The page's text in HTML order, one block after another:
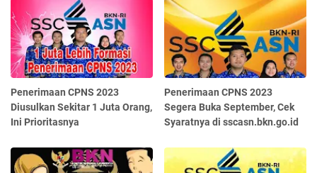
Penerimaan CPNS 2023
Diusulkan Sekitar 1 Juta Orang,
Ini Prioritasnya
Penerimaan CPNS 2023
Segera Buka September, Cek
Syaratnya di sscasn.bkn.go.id